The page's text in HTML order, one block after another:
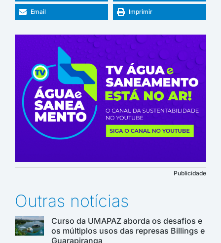
Email Imprimir
Publicidade
Outras notícias
Curso da UMAPAZ aborda os desafios e
os múltiplos usos das represas Billings e
Guarapiranga